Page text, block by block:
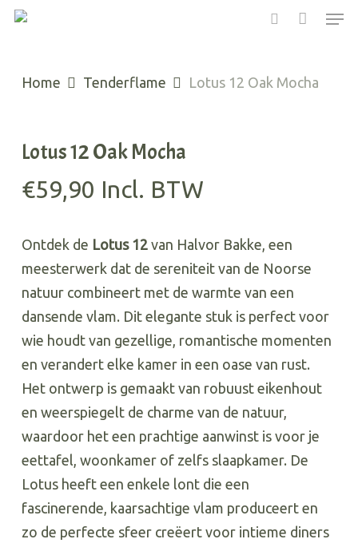
Skip
content
Home Tenderflame Lotus 12 Oak Mocha
Lotus 12 Oak Mocha
€59,90 Incl. BTW
Ontdek de Lotus 12van Halvor Bakke, een
meesterwerk dat de sereniteit van de Noorse
natuur combineert met de warmte van een
dansende vlam. Dit elegante stuk is perfect voor
wie houdt van gezellige, romantische momenten
en verandert elke kamer in een oase van rust.
Het ontwerp is gemaakt van robuust eikenhout
en weerspiegelt de charme van de natuur,
waardoor het een prachtige aanwinst is voor je
eettafel, woonkamer of zelfs slaapkamer. De
Lotus heeft een enkele lont die een
fascinerende, kaarsachtige vlam produceert en
zo de perfecte sfeer creëert voor intieme diners